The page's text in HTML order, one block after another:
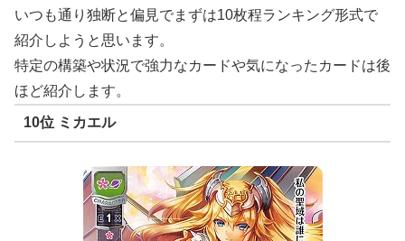
いつも通り独断と偏見でまずは10枚程ランキング形式で
紹介しようと思います。
特定の構築や状況で強力なカードや気になったカードは後
ほど紹介します。
10位 ミカエル